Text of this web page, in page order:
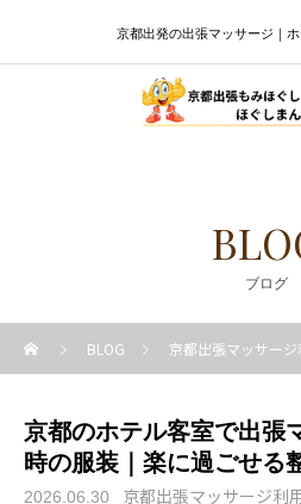
京都出発の出張マッサージ｜
ブログ
BLOG 京都出張マッサー
京都のホテル客室で出張
時の服装｜楽に過ごせる
2026.06.30 京都出張マッサージ利